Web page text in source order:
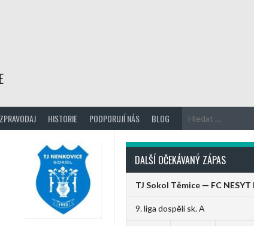
ZPRAVODAJ HISTORIE PODPORUJÍ NÁS BLOG
DALŠÍ OČEKÁVANÝ ZÁPAS
TJ Sokol Těmice — FC
9. liga dospělí sk. A